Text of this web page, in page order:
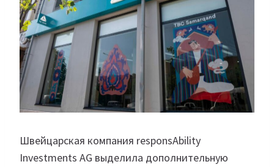
Швейцарская компания responsAbility
Investments AG выделила дополнительную